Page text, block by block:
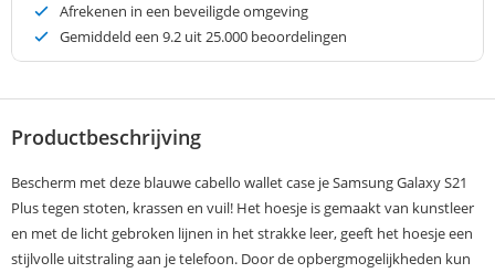
Afrekenen in een beveiligde omgeving
Gemiddeld een 9.2 uit 25.000 beoordelingen
Productbeschrijving
Bescherm met deze blauwe cabello wallet case je Samsung Galaxy S21
Plus tegen stoten, krassen en vuil! Het hoesje is gemaakt van kunstleer
en met de licht gebroken lijnen in het strakke leer, geeft het hoesje een
stijlvolle uitstraling aan je telefoon. Door de opbergmogelijkheden kun